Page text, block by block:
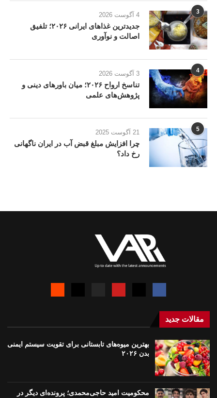
3 4 آگوست 2026
جدیدترین غذاهای ایرانی ۲۰۲۶؛ تلفیق
اصالت و نوآوری
4 3 آگوست 2026
تناسخ ارواح ۲۰۲۶؛ میان باورهای دینی و
پژوهش‌های علمی
5 21 آگوست 2025
چرا افزایش مبلغ قبض آب در ایران ناگهانی
رخ داد؟
مقالات جدید
بهترین میوه‌های تابستانی برای تقویت سیستم ایمنی
بدن ۲۰۲۶
محکومیت امید حاجی‌محمدی؛ پرونده‌ای دیگر در